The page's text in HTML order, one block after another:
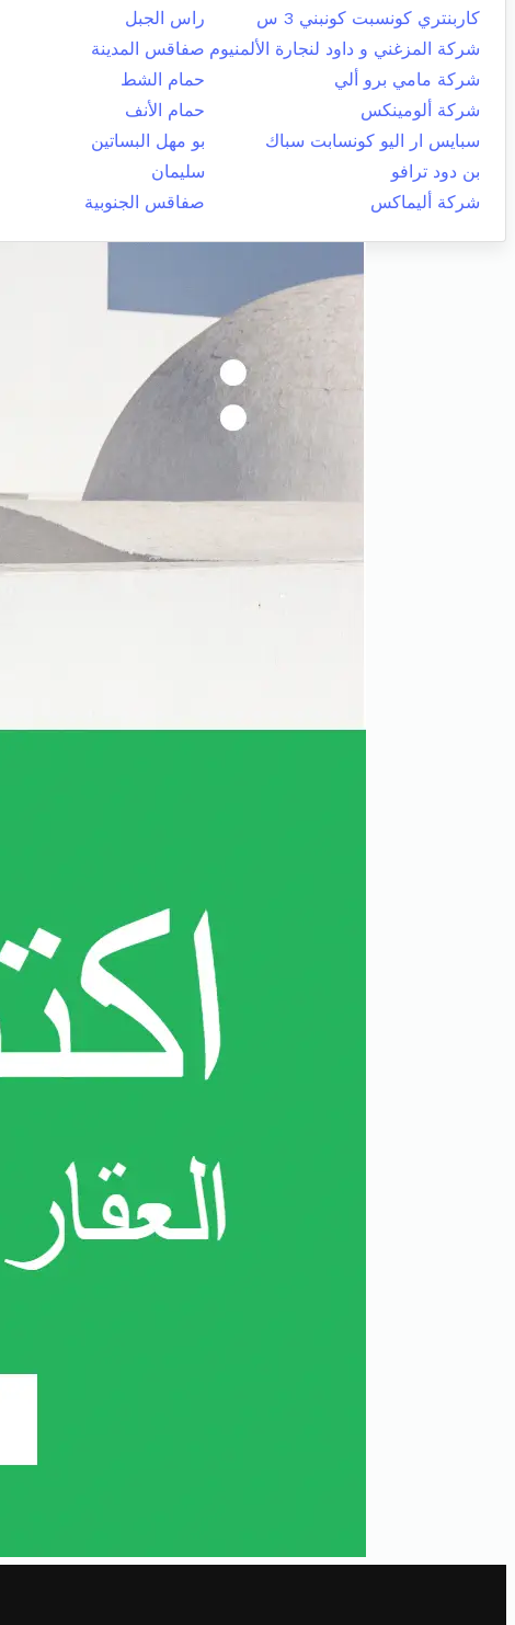
كاربنتري كونسبت كونبني 3 س
راس الجبل
شركة المزغني و داود لنجارة الألمنيوم صفاقس المدينة
شركة مامي برو ألي
حمام الشط
شركة ألومينكس
حمام الأنف
سبايس ار اليو كونسابت سباك
بو مهل البساتين
بن دود ترافو
سليمان
شركة أليماكس
صفاقس الجنوبية